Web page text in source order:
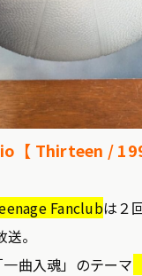
【 Thirteen /
Fanclubは２
。
曲入魂」のテーマ